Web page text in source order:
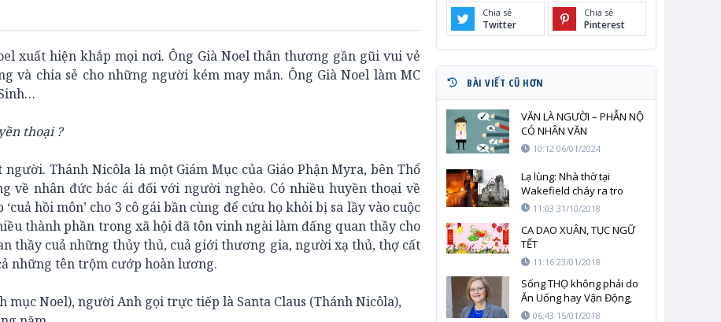
xuất hiện khắp mọi nơi. Ông Già Noel thân thương gần gũi vui vẻ
và chia sẻ cho những người kém may mắn. Ông Già Noel làm MC
thoại ?
Thánh Nicôla là một Giám Mục của Giáo Phận Myra, bên Thổ
về nhân đức bác ái đối với người nghèo. Có nhiều huyền thoại về
hồi môn’ cho 3 cô gái bần cùng để cứu họ khỏi bị sa lầy vào cuộc
thành phần trong xã hội đã tôn vinh ngài làm đấng quan thầy cho
thầy cuả những thủy thủ, cuả giới thương gia, người xạ thủ, thợ cất
những tên trộm cướp hoàn lương.
mục Noel), người Anh gọi trực tiếp là Santa Claus (Thánh Nicôla),
Chia sẻ
Twitter
Chia sẻ
Pinterest
BÀI VIẾT CŨ HƠN
VĂN LÀ NGƯỜI – PHẪN NỘ
CÓ NHÂN VĂN
10:12 06/01/2024
Lạ lùng: Nhà thờ tại
Wakefield cháy ra tro
nhưng bức ảnh Chúa vẫn
11:03 31/10/2018
CA DAO XUÂN, TỤC NGỮ
TẾT
11:16 23/01/2018
Sống THỌ không phải do
Ăn Uống hay Vận Động,
mà là….thật đáng kinh
06:43 15/01/2018